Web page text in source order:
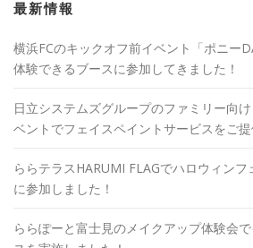
最新情報
横浜FCのキックオフ前イベント「ポニー
体験できるブースに参加してきました！
日立システムズグループのファミリー向
ベントでフェイスペイントサービスをご提
ららテラスHARUMI FLAGでハロウィン
に参加しました！
ららぽーと富士見のメイクアップ体験会